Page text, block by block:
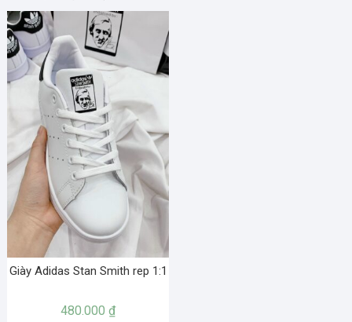
Giày Adidas Stan Smith rep 1:1
480.000₫